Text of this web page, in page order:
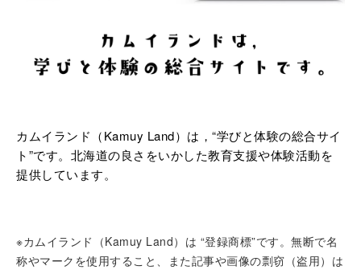
カムイランド（Kamuy Land）は，“学びと体験の総合サイ
ト”です。北海道の良さをいかした教育支援や体験活動を
提供しています。
※カムイランド（Kamuy Land）は “登録商標”です。無断で名
称やマークを使用すること、また記事や画像の剽窃（盗用）は